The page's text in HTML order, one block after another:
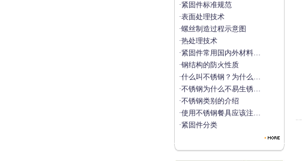
·紧固件标准规范
·表面处理技术
·螺丝制造过程示意图
·热处理技术
·紧固件常用国内外材料…
·钢结构的防火性质
·什么叫不锈钢？为什么…
·不锈钢为什么不易生锈…
·不锈钢类别的介绍
·使用不锈钢餐具应该注…
·紧固件分类